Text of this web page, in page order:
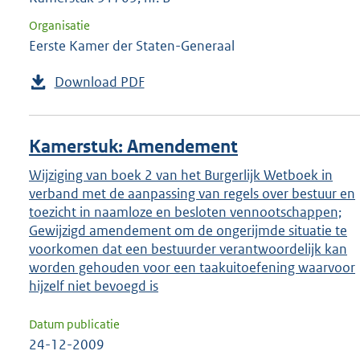
Organisatie
Eerste Kamer der Staten-Generaal
Download PDF
Kamerstuk: Amendement
Wijziging van boek 2 van het Burgerlijk Wetboek in
verband met de aanpassing van regels over bestuur en
toezicht in naamloze en besloten vennootschappen;
Gewijzigd amendement om de ongerijmde situatie te
voorkomen dat een bestuurder verantwoordelijk kan
worden gehouden voor een taakuitoefening waarvoor
hijzelf niet bevoegd is
Datum publicatie
24-12-2009